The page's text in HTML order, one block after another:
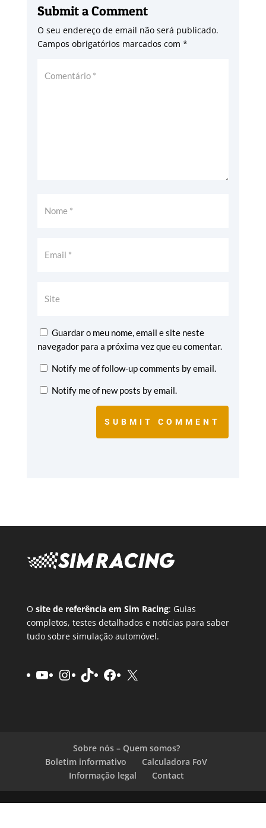
Submit a Comment
O seu endereço de email não será publicado.
Campos obrigatórios marcados com *
Guardar o meu nome, email e site neste
navegador para a próxima vez que eu comentar.
Notify me of follow-up comments by email.
Notify me of new posts by email.
SUBMIT COMMENT
O site de referência em Sim Racing: Guias
completos, testes detalhados e notícias para saber
tudo sobre simulação automóvel.
YouTube
Instagram
TikTokFacebook
X
Sobre nós – Quem somos?
Boletim informativo
Calculadora FoV
Informação legal
Contact